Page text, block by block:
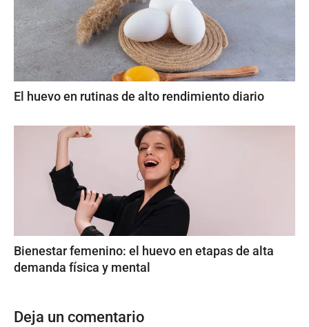
El huevo en rutinas de alto rendimiento diario
Bienestar femenino: el huevo en etapas de alta
demanda física y mental
Deja un comentario